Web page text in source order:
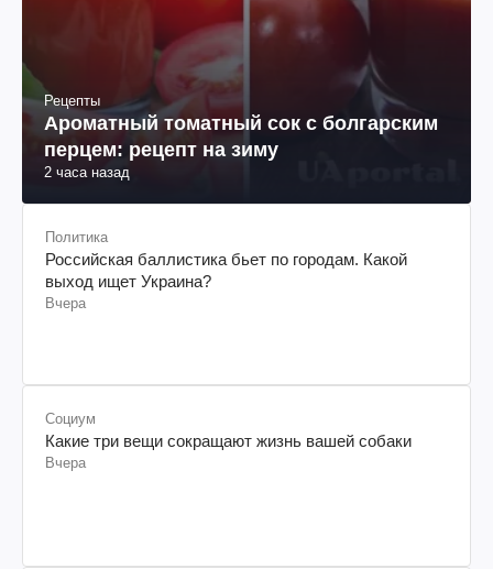
Рецепты
Ароматный томатный сок с болгарским
перцем: рецепт на зиму
2 часа назад
Политика
Российская баллистика бьет по городам. Какой
выход ищет Украина?
Вчера
Социум
Какие три вещи сокращают жизнь вашей собаки
Вчера